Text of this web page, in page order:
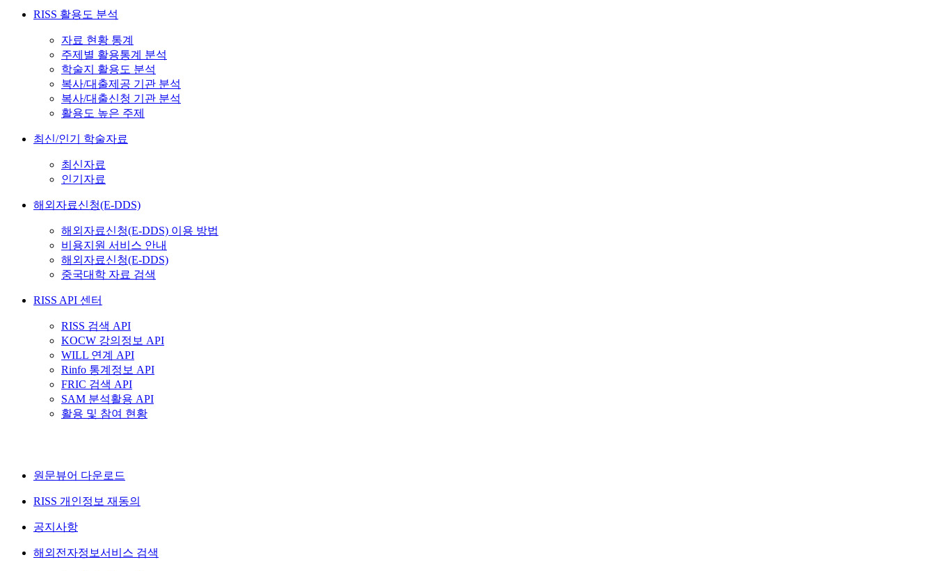
RISS 활용도 분석
자료 현황 통계
주제별 활용통계 분석
학술지 활용도 분석
복사/대출제공 기관 분석
복사/대출신청 기관 분석
활용도 높은 주제
최신/인기 학술자료
최신자료
인기자료
해외자료신청(E-DDS)
해외자료신청(E-DDS) 이용 방법
비용지원 서비스 안내
해외자료신청(E-DDS)
중국대학 자료 검색
RISS API 센터
RISS 검색 API
KOCW 강의정보 API
WILL 연계 API
Rinfo 통계정보 API
FRIC 검색 API
SAM 분석활용 API
활용 및 참여 현황
원문뷰어 다운로드
RISS 개인정보 재동의
공지사항
해외전자정보서비스 검색